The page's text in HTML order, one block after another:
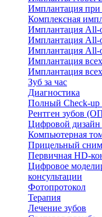
Имплантация при
Комплексная
Имплантация All-
Имплантация All-
Имплантация All-
Имплантация
Имплантация
Зуб за час
Диагностика
Полный Check-up
Рентген зубов
Цифровой дизайн
Компьютерная
Прицельный
Первичная HD-
Цифровое
консультации
Фотопротокол
Терапия
Лечение зубов